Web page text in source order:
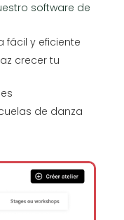
software de
fácil y eficiente
crecer tu
de danza